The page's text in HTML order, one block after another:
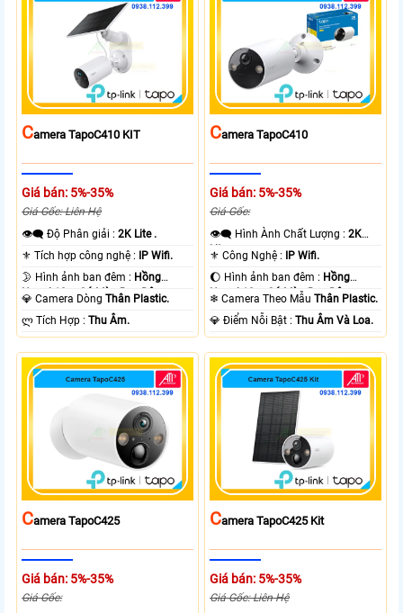
CAmera TapoC410 KIT
Giá bán: 5%-35%
Giá Gốc: Liên Hệ
👁️‍🗨 Độ Phân giải :2K Lite .
⚜️ Tích hợp công nghệ :
IP Wifi.
🌛 Hình ảnh ban đêm : Hồng
Ngoại 10m Có Màu Ban Ðêm.
💎 Camera DòngThân Plastic.
️ლ Tích Hợp :Thu Âm.
CAmera TapoC410
Giá bán: 5%-35%
Giá Gốc:
👁️‍🗨 Hình Ành Chất Lượng :2K
Lite .
⚜️ Công Nghệ :
IP Wifi.
🌔 Hình ảnh ban đêm : Hồng
Ngoại 10m Có Màu Ban Ðêm.
❄ Camera Theo MẫuThân Plastic.
️💎 Điểm Nỗi Bật :Thu Âm Và Loa.
CAmera TapoC425
Giá bán: 5%-35%
Giá Gốc:
CAmera TapoC425 Kit
Giá bán: 5%-35%
Giá Gốc: Liên Hệ